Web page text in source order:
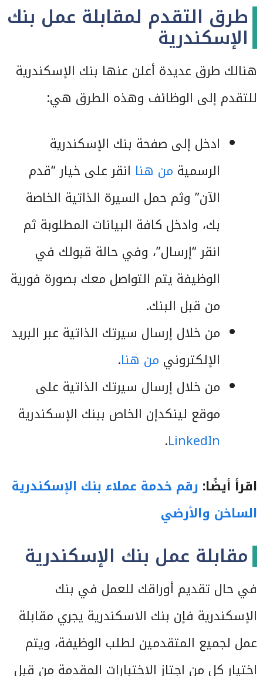
طرق التقدم لمقابلة عمل بنك
الإسكندرية
هنالك طرق عديدة أعلن عنها بنك الإسكندرية
للتقدم إلى الوظائف وهذه الطرق هي:
ادخل إلى صفحة بنك الإسكندرية
الرسمية من هنا انقر على خيار “قدم
الآن” وثم حمل السيرة الذاتية الخاصة
بك، وادخل كافة البيانات المطلوبة ثم
انقر “إرسال”، وفي حالة قبولك في
الوظيفة يتم التواصل معك بصورة فورية
من قبل البنك.
من خلال إرسال سيرتك الذاتية عبر البريد
الإلكتروني من هنا.
من خلال إرسال سيرتك الذاتية على
موقع لينكدإن الخاص ببنك الإسكندرية
LinkedIn
.
اقرأ أيضًا: رقم خدمة عملاء بنك الإسكندرية
الساخن والأرضي
مقابلة عمل بنك الإسكندرية
في حال تقديم أوراقك للعمل في بنك
الإسكندرية فإن بنك الاسكندرية يجري مقابلة
عمل لجميع المتقدمين لطلب الوظيفة، ويتم
اختيار كل من اجتاز الاختبارات المقدمة من قبل